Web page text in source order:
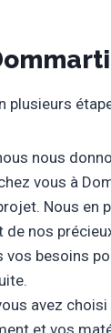
plusieurs
nous
vous à
Nous en
de nos
besoins
avez
et vos